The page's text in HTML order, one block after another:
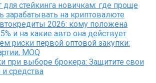
для стейкинга новичкам: где проще
зарабатывать на криптовалюте
2026: кому положена
и на какие авто она действует
риски первой оптовой закупки:
MOQ
при выборе брокера: Защитите свои
средства